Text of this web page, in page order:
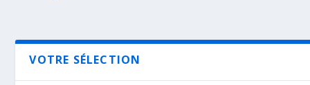
VOTRE SÉLECTION